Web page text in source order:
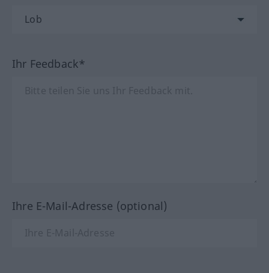
Ihr Feedback*
Ihre E-Mail-Adresse (optional)